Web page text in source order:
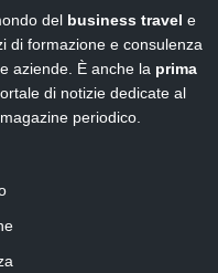
del business travel e
di formazione e consulenza
aziende. È anche la prima
di notizie dedicate al
periodico.